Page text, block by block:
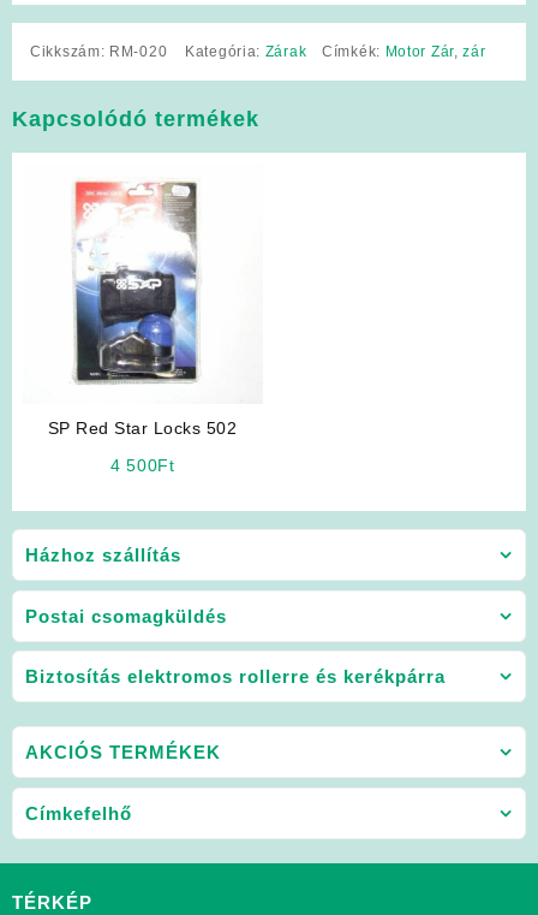
Házhoz szállítás
Postai csomagküldés
Biztosítás elektromos rollerre és kerékpárra
Cikkszám: RM-020 Kategória: Zárak Címkék: Motor Zár,zár
Kapcsolódó termékek
SP Red Star Locks 502
4 500Ft
AKCIÓS TERMÉKEK
Címkefelhő
TÉRKÉP